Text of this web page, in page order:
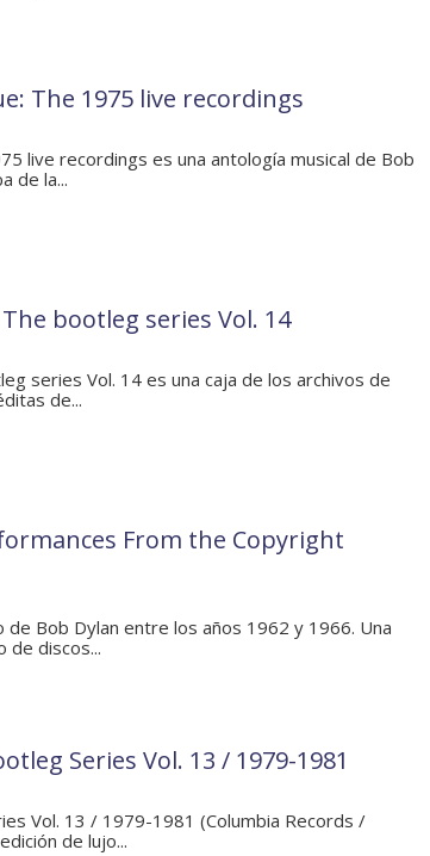
The 1975 live recordings
live recordings es una antología musical de Bob
de la...
bootleg series Vol. 14
series Vol. 14 es una caja de los archivos de
de...
From the Copyright
Bob Dylan entre los años 1962 y 1966. Una
de discos...
Series Vol. 13 / 1979-1981
Vol. 13 / 1979-1981 (Columbia Records /
de lujo...